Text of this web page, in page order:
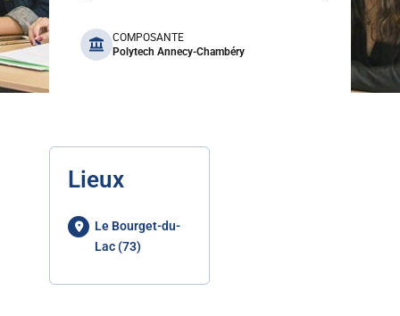
benefits
COMPOSANTE
Polytech Annecy-Chambéry
Lieux
Le Bourget-du-
Lac (73)